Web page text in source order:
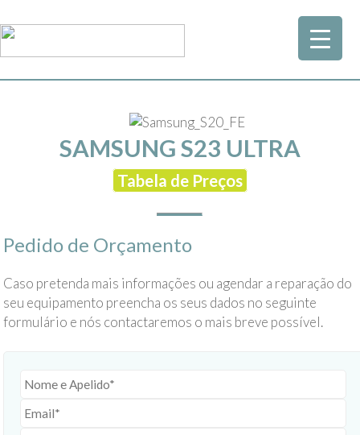
SAMSUNG S23 ULTRA
Tabela de Preços
Pedido de Orçamento
Caso pretenda mais informações ou agendar a reparação do
seu equipamento preencha os seus dados no seguinte
formulário e nós contactaremos o mais breve possível.